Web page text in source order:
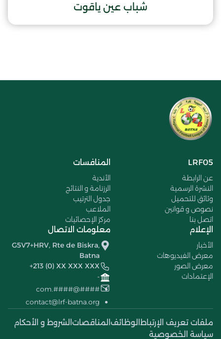
شباب عين ياقوت
LRF05
عن الرابطة
النشرة الرسمية
وثائق للتحميل
نصوص و قوانين
اتصل بنا
المنافسات
الأندية
الرزنامة و النتائج
جدول الترتيب
الملاعب
مركز الإحصائيات
الإعلام
الأخبار
معرض الفيديوهات
معرض الصور
الإعتمادات
معلومات الاتصال
G5V7+HRV, Rte de Biskra,
Batna
+213 (0) XX XXX XXX
-
####@####.com
contact@lrf-batna.org
ملفات تعريف الإرتباط الوظائف المناقصات الشروط و الأحكام
سياسة الخصوصية